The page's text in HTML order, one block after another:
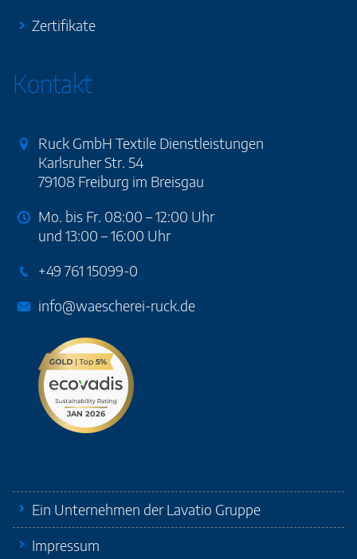
Zertifikate
Kontakt
Ruck GmbH Textile Dienstleistungen
Karlsruher Str. 54
79108 Freiburg im Breisgau
Mo. bis Fr. 08:00 – 12:00 Uhr
und 13:00 – 16:00 Uhr
+49 761 15099-0
info@waescherei-ruck.de
Ein Unternehmen der Lavatio Gruppe
Impressum